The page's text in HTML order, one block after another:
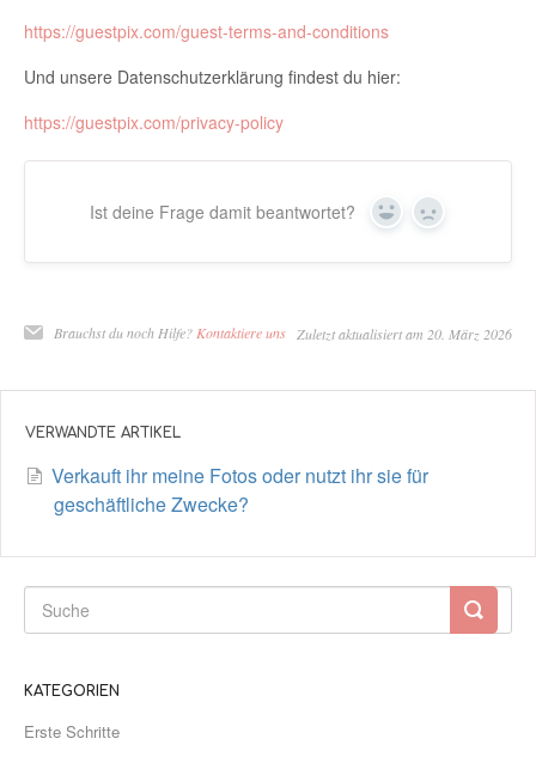
https://guestpix.com/guest-terms-and-conditions
Und unsere Datenschutzerklärung findest du hier:
https://guestpix.com/privacy-policy
Ist deine Frage damit beantwortet? Ja Nein
Brauchst du noch Hilfe?Kontaktiere uns Zuletzt aktualisiert am 20. März 2026
VERWANDTE ARTIKEL
Verkauft ihr meine Fotos oder nutzt ihr sie für
geschäftliche Zwecke?
KATEGORIEN
Erste Schritte